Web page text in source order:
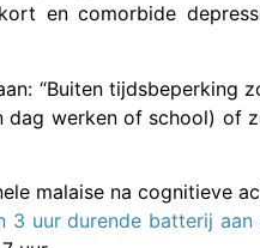
en comorbide
“Buiten tijdsbeperking
dag werken of school) of
malaise na cognitieve
3 uur durende batterij